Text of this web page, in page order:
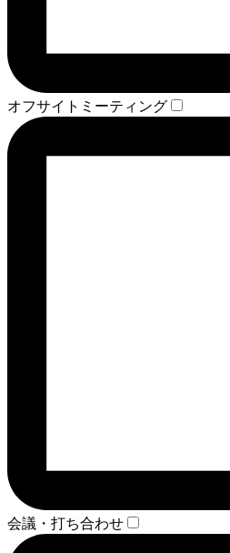
オフサイトミーティング
会議・打ち合わせ